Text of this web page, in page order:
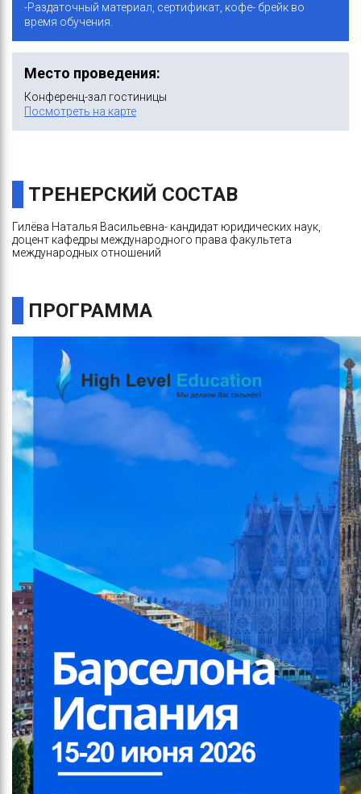
-Раздаточный материал, сертификат, кофе- брейк во
время обучения.
Место проведения:
Конференц-зал гостиницы
Посмотреть на карте
ТРЕНЕРСКИЙ СОСТАВ
Гилёва Наталья Васильевна- кандидат юридических наук,
доцент кафедры международного права факультета
международных отношений
ПРОГРАММА